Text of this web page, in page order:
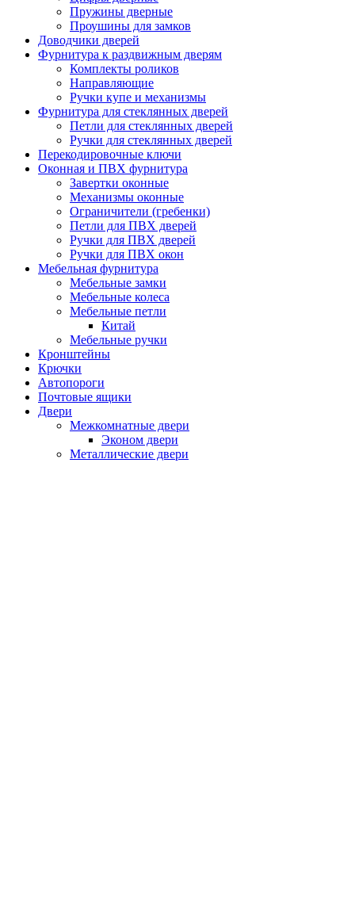
Пружины дверные
Проушины для замков
Доводчики дверей
Фурнитура к раздвижным дверям
Комплекты роликов
Направляющие
Ручки купе и механизмы
Фурнитура для стеклянных дверей
Петли для стеклянных дверей
Ручки для стеклянных дверей
Перекодировочные ключи
Оконная и ПВХ фурнитура
Завертки оконные
Механизмы оконные
Ограничители (гребенки)
Петли для ПВХ дверей
Ручки для ПВХ дверей
Ручки для ПВХ окон
Мебельная фурнитура
Мебельные замки
Мебельные колеса
Мебельные петли
Китай
Мебельные ручки
Кронштейны
Крючки
Автопороги
Почтовые ящики
Двери
Межкомнатные двери
Эконом двери
Металлические двери